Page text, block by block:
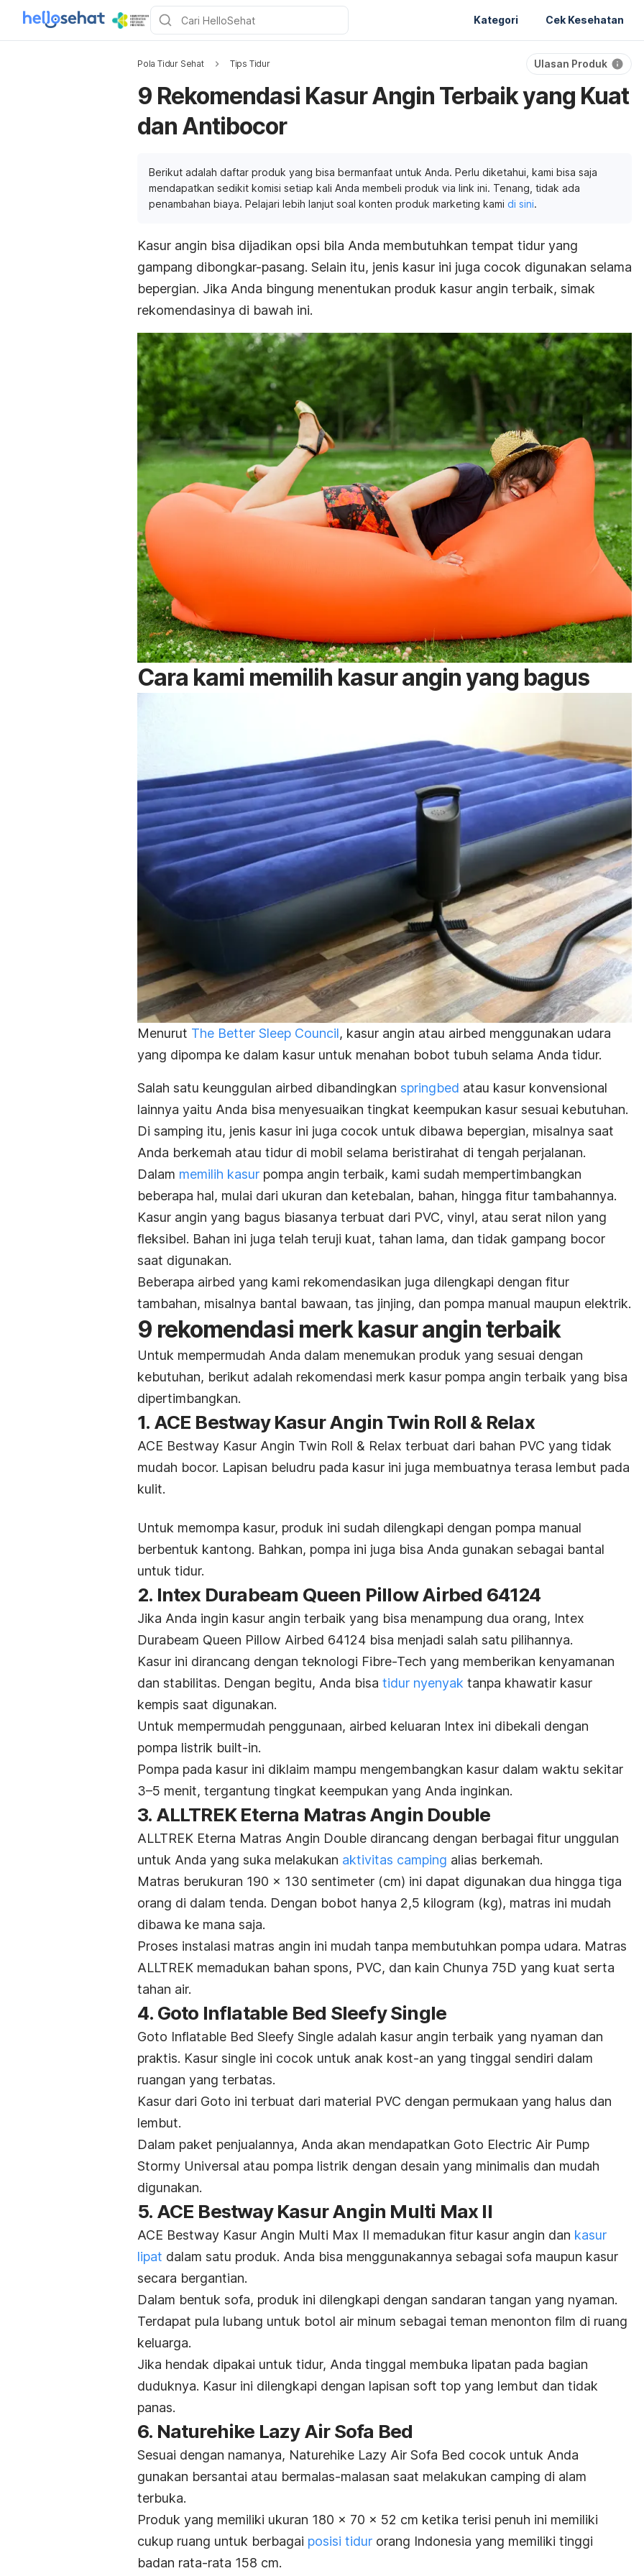
Kategori Cek Kesehatan
Pola Tidur Sehat Tips Tidur Ulasan Produk
9 Rekomendasi Kasur Angin Terbaik yang Kuat
dan Antibocor
Berikut adalah daftar produk yang bisa bermanfaat untuk Anda. Perlu diketahui, kami bisa saja
mendapatkan sedikit komisi setiap kali Anda membeli produk via link ini. Tenang, tidak ada
penambahan biaya. Pelajari lebih lanjut soal konten produk marketing kami di sini.
Kasur angin bisa dijadikan opsi bila Anda membutuhkan tempat tidur yang
gampang dibongkar-pasang. Selain itu, jenis kasur ini juga cocok digunakan selama
bepergian. Jika Anda bingung menentukan produk kasur angin terbaik, simak
rekomendasinya di bawah ini.
Cara kami memilih kasur angin yang bagus
Menurut The Better Sleep Council, kasur angin atau airbed menggunakan udara
yang dipompa ke dalam kasur untuk menahan bobot tubuh selama Anda tidur.
Salah satu keunggulan airbed dibandingkan springbed atau kasur konvensional
lainnya yaitu Anda bisa menyesuaikan tingkat keempukan kasur sesuai kebutuhan.
Di samping itu, jenis kasur ini juga cocok untuk dibawa bepergian, misalnya saat
Anda berkemah atau tidur di mobil selama beristirahat di tengah perjalanan.
Dalam memilih kasur pompa angin terbaik, kami sudah mempertimbangkan
beberapa hal, mulai dari ukuran dan ketebalan, bahan, hingga fitur tambahannya.
Kasur angin yang bagus biasanya terbuat dari PVC, vinyl, atau serat nilon yang
fleksibel. Bahan ini juga telah teruji kuat, tahan lama, dan tidak gampang bocor
saat digunakan.
Beberapa airbed yang kami rekomendasikan juga dilengkapi dengan fitur
tambahan, misalnya bantal bawaan, tas jinjing, dan pompa manual maupun elektrik.
9 rekomendasi merk kasur angin terbaik
Untuk mempermudah Anda dalam menemukan produk yang sesuai dengan
kebutuhan, berikut adalah rekomendasi merk kasur pompa angin terbaik yang bisa
dipertimbangkan.
1. ACE Bestway Kasur Angin Twin Roll & Relax
ACE Bestway Kasur Angin Twin Roll & Relax terbuat dari bahan PVC yang tidak
mudah bocor. Lapisan beludru pada kasur ini juga membuatnya terasa lembut pada
kulit.
Untuk memompa kasur, produk ini sudah dilengkapi dengan pompa manual
berbentuk kantong. Bahkan, pompa ini juga bisa Anda gunakan sebagai bantal
untuk tidur.
2. Intex Durabeam Queen Pillow Airbed 64124
Jika Anda ingin kasur angin terbaik yang bisa menampung dua orang, Intex
Durabeam Queen Pillow Airbed 64124 bisa menjadi salah satu pilihannya.
Kasur ini dirancang dengan teknologi Fibre-Tech yang memberikan kenyamanan
dan stabilitas. Dengan begitu, Anda bisa tidur nyenyak tanpa khawatir kasur
kempis saat digunakan.
Untuk mempermudah penggunaan, airbed keluaran Intex ini dibekali dengan
pompa listrik built-in.
Pompa pada kasur ini diklaim mampu mengembangkan kasur dalam waktu sekitar
3–5 menit, tergantung tingkat keempukan yang Anda inginkan.
3. ALLTREK Eterna Matras Angin Double
ALLTREK Eterna Matras Angin Double dirancang dengan berbagai fitur unggulan
untuk Anda yang suka melakukan aktivitas camping alias berkemah.
Matras berukuran 190 x 130 sentimeter (cm) ini dapat digunakan dua hingga tiga
orang di dalam tenda. Dengan bobot hanya 2,5 kilogram (kg), matras ini mudah
dibawa ke mana saja.
Proses instalasi matras angin ini mudah tanpa membutuhkan pompa udara. Matras
ALLTREK memadukan bahan spons, PVC, dan kain Chunya 75D yang kuat serta
tahan air.
4. Goto Inflatable Bed Sleefy Single
Goto Inflatable Bed Sleefy Single adalah kasur angin terbaik yang nyaman dan
praktis. Kasur single ini cocok untuk anak kost-an yang tinggal sendiri dalam
ruangan yang terbatas.
Kasur dari Goto ini terbuat dari material PVC dengan permukaan yang halus dan
lembut.
Dalam paket penjualannya, Anda akan mendapatkan Goto Electric Air Pump
Stormy Universal atau pompa listrik dengan desain yang minimalis dan mudah
digunakan.
5. ACE Bestway Kasur Angin Multi Max II
ACE Bestway Kasur Angin Multi Max II memadukan fitur kasur angin dan kasur
lipat dalam satu produk. Anda bisa menggunakannya sebagai sofa maupun kasur
secara bergantian.
Dalam bentuk sofa, produk ini dilengkapi dengan sandaran tangan yang nyaman.
Terdapat pula lubang untuk botol air minum sebagai teman menonton film di ruang
keluarga.
Jika hendak dipakai untuk tidur, Anda tinggal membuka lipatan pada bagian
duduknya. Kasur ini dilengkapi dengan lapisan soft top yang lembut dan tidak
panas.
6. Naturehike Lazy Air Sofa Bed
Sesuai dengan namanya, Naturehike Lazy Air Sofa Bed cocok untuk Anda
gunakan bersantai atau bermalas-malasan saat melakukan camping di alam
terbuka.
Produk yang memiliki ukuran 180 x 70 x 52 cm ketika terisi penuh ini memiliki
cukup ruang untuk berbagai posisi tidur orang Indonesia yang memiliki tinggi
badan rata-rata 158 cm.